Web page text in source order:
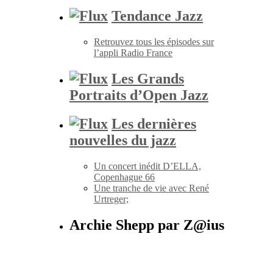
Tendance Jazz
Retrouvez tous les épisodes sur
l’appli Radio France
Les Grands
Portraits d’Open Jazz
Les dernières
nouvelles du jazz
Un concert inédit D’ELLA,
Copenhague 66
Une tranche de vie avec René
Urtreger;
Archie Shepp par Z@ius